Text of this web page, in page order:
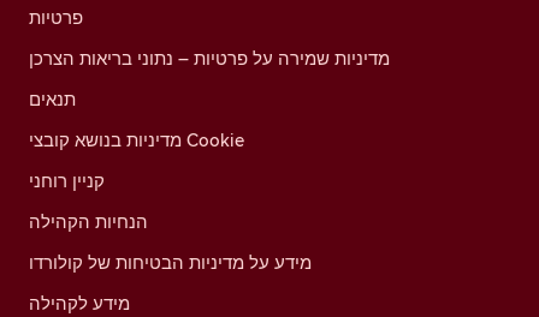
פרטיות
מדיניות שמירה על פרטיות – נתוני בריאות הצרכן
תנאים
מדיניות בנושא קובצי Cookie
קניין רוחני
הנחיות הקהילה
מידע על מדיניות הבטיחות של קולורדו
מידע לקהילה